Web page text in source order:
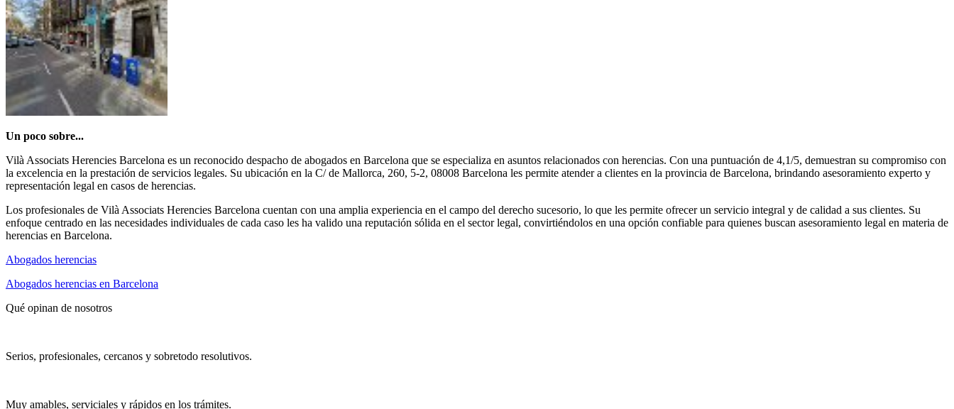
Un poco sobre...
Vilà Associats Herencies Barcelona es un reconocido despacho de abogados en Barcelona que se especializa en asuntos relacionados con herencias. Con una puntuación de 4,1/5, demuestran su compromiso con
la excelencia en la prestación de servicios legales. Su ubicación en la C/ de Mallorca, 260, 5-2, 08008 Barcelona les permite atender a clientes en la provincia de Barcelona, brindando asesoramiento experto y
representación legal en casos de herencias.
Los profesionales de Vilà Associats Herencies Barcelona cuentan con una amplia experiencia en el campo del derecho sucesorio, lo que les permite ofrecer un servicio integral y de calidad a sus clientes. Su
enfoque centrado en las necesidades individuales de cada caso les ha valido una reputación sólida en el sector legal, convirtiéndolos en una opción confiable para quienes buscan asesoramiento legal en materia de
herencias en Barcelona.
Abogados herencias
Abogados herencias en Barcelona
Qué opinan de nosotros
Serios, profesionales, cercanos y sobretodo resolutivos.
Muy amables, serviciales y rápidos en los trámites.